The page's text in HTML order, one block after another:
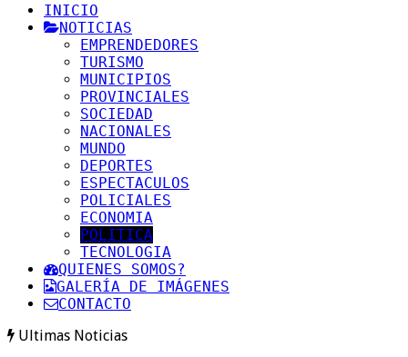
INICIO
NOTICIAS
EMPRENDEDORES
TURISMO
MUNICIPIOS
PROVINCIALES
SOCIEDAD
NACIONALES
MUNDO
DEPORTES
ESPECTACULOS
POLICIALES
ECONOMIA
POLITICA
TECNOLOGIA
QUIENES SOMOS?
GALERÍA DE IMÁGENES
CONTACTO
Ultimas Noticias